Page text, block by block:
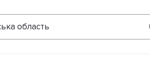
область